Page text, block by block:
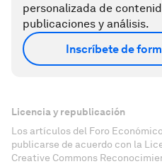
personalizada de
publicaciones y análisis.
Inscríbete de
Licencia y republicación
Los artículos del Foro
publicarse de acuerdo con la
Creative Commons